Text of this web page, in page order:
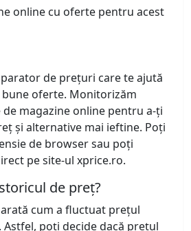
online cu oferte pentru acest
de prețuri care te ajută
bune oferte. Monitorizăm
magazine online pentru a-ți
și alternative mai ieftine. Poți
de browser sau poți
pe site-ul xprice.ro.
de preț?
cum a fluctuat prețul
poți decide dacă prețul